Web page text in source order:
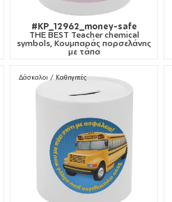
#KP_12962_money-safe
THE BEST Teacher chemical
symbols, Κουμπαράς πορσελάνης
με τάπα
Δάσκαλοι / Καθηγητές